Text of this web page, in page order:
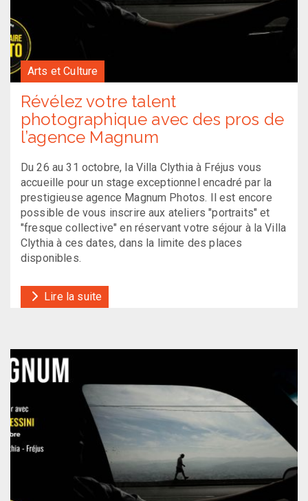
Arts et Culture
Révélez votre talent
photographique avec des pros de
l’agence Magnum
Du 26 au 31 octobre, la Villa Clythia à Fréjus vous
accueille pour un stage exceptionnel encadré par la
prestigieuse agence Magnum Photos. Il est encore
possible de vous inscrire aux ateliers "portraits" et
"fresque collective" en réservant votre séjour à la Villa
Clythia à ces dates, dans la limite des places
disponibles.
Lire la suite